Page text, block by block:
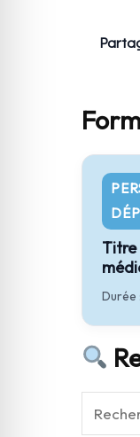
Titre
Durée